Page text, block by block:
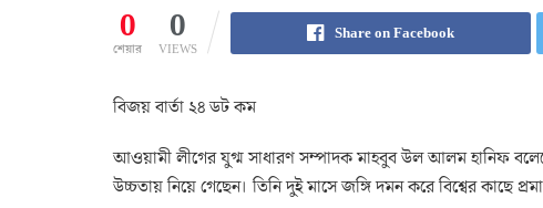
0
শেয়ার
0
VIEWS
Share on Facebook
বিজয় বার্তা ২৪ ডট কম
আওয়ামী লীগের যুগ্ম সাধারণ সম্পাদক মাহবুব উল আলম হানিফ
উচ্চতায় নিয়ে গেছেন। তিনি দুই মাসে জঙ্গি দমন করে বিশ্বের কাছে